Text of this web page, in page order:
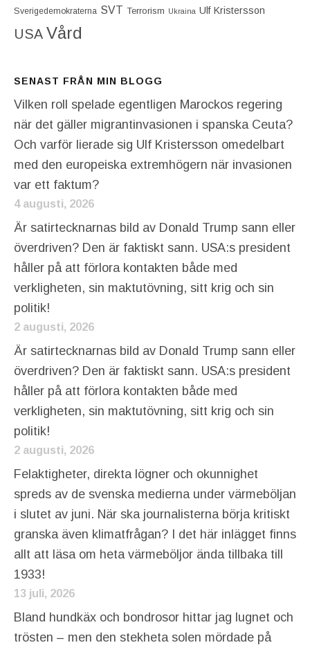
Sverigedemokraterna SVT Terrorism Ukraina Ulf Kristersson
USA Vård
SENAST FRÅN MIN BLOGG
Vilken roll spelade egentligen Marockos regering
när det gäller migrantinvasionen i spanska Ceuta?
Och varför lierade sig Ulf Kristersson omedelbart
med den europeiska extremhögern när invasionen
var ett faktum?
4 augusti, 2026
Är satirtecknarnas bild av Donald Trump sann eller
överdriven? Den är faktiskt sann. USA:s president
håller på att förlora kontakten både med
verkligheten, sin maktutövning, sitt krig och sin
politik!
2 augusti, 2026
Är satirtecknarnas bild av Donald Trump sann eller
överdriven? Den är faktiskt sann. USA:s president
håller på att förlora kontakten både med
verkligheten, sin maktutövning, sitt krig och sin
politik!
2 augusti, 2026
Felaktigheter, direkta lögner och okunnighet
spreds av de svenska medierna under värmeböljan
i slutet av juni. När ska journalisterna börja kritiskt
granska även klimatfrågan? I det här inlägget finns
allt att läsa om heta värmeböljor ända tillbaka till
1933!
13 juli, 2026
Bland hundkäx och bondrosor hittar jag lugnet och
trösten – men den stekheta solen mördade på